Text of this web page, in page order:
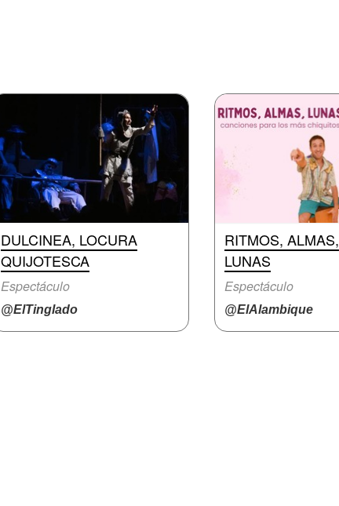
DULCINEA, LOCURA
QUIJOTESCA
Espectáculo
@ElTinglado
RITMOS, ALMAS,
LUNAS
Espectáculo
@ElAlambique